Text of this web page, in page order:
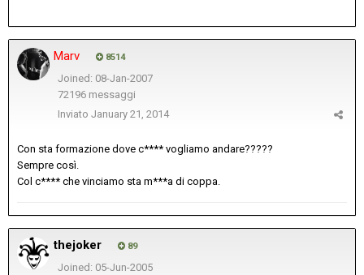
Marv 8514
Joined: 08-Jan-2007
72196 messaggi
Inviato January 21, 2014
Con sta formazione dove c**** vogliamo andare?????
Sempre così.
Col c**** che vinciamo sta m***a di coppa.
thejoker 89
Joined: 05-Jun-2005